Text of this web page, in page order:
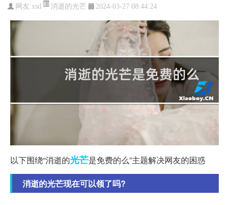
网友:xsd 消逝的光芒 2024-03-27 08:44:24
以下围绕“消逝的光芒是免费的么”主题解决网友的困惑
消逝的光芒现在可以领了吗?